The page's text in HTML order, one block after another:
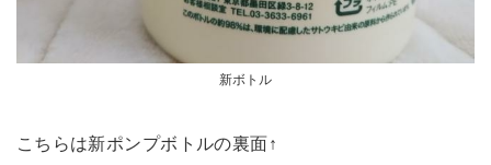
新ボトル
こちらは新ポンプボトルの裏面↑